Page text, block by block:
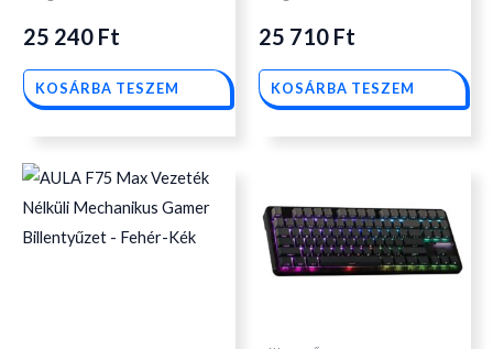
25 240 Ft
KOSÁRBA TESZEM
25 710 Ft
KOSÁRBA TESZEM